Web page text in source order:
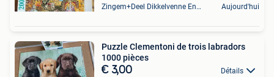
Zingem+Deel Dikkelvenne En Nederzwalm-Hermelgem Aujourd'hui
Puzzle Clementoni de trois labradors
1000 pièces
€ 3,00 Détails